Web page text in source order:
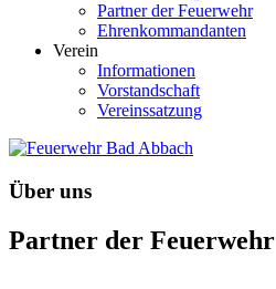
Partner der Feuerwehr
Ehrenkommandanten
Verein
Informationen
Vorstandschaft
Vereinssatzung
Über uns
Partner der Feuerwehr